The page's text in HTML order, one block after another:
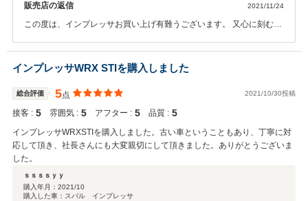
販売店の返信 2021/11/24
この度は、インプレッサお買い上げ有難うございます。 又心に刻む口
教訓にスタッフ一同邁進してまいります。 今後ともご指導の程宜しく
お願い致します。 大好きなインプレッサ、素晴らしき人生のパートナ
ーとしてお楽しみください。 有難うございました。
インプレッサWRX STIを購入しました
総合評価 5点 2021/10/30投稿
接客 : 5 雰囲気 : 5 アフター : 5 品質 : 5
インプレッサWRXSTIを購入しました。古い車ということもあり、丁寧に対
応して頂き、社長さんにも大変親切にして頂きました。ありがとうございま
した。
ｓｓｓｓｙｙ
購入年月： 2021/10
購入した車：スバル インプレッサ